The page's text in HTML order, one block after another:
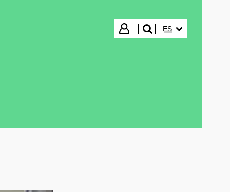
Iniciar sesión
buscar"
ES